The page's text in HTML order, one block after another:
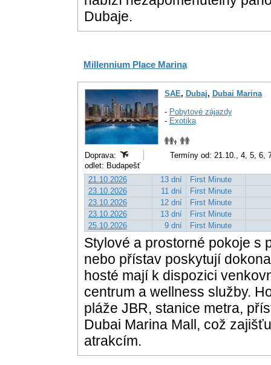
Dubaje.
Millennium Place Marina
SAE, Dubaj, Dubai Marina
- Pobytové zájazdy
- Exotika
Doprava:
Termíny od: 21.10., 4, 5, 6,
odlet: Budapešť
21.10.2026
13 dní
First Minute
23.10.2026
11 dní
First Minute
23.10.2026
12 dní
First Minute
23.10.2026
13 dní
First Minute
25.10.2026
9 dní First Minute
Stylové a prostorné pokoje s
nebo přístav poskytují
hosté mají k dispozici
centrum a wellness služby.
pláže JBR, stanice metra,
Dubai Marina Mall, což
atrakcím.